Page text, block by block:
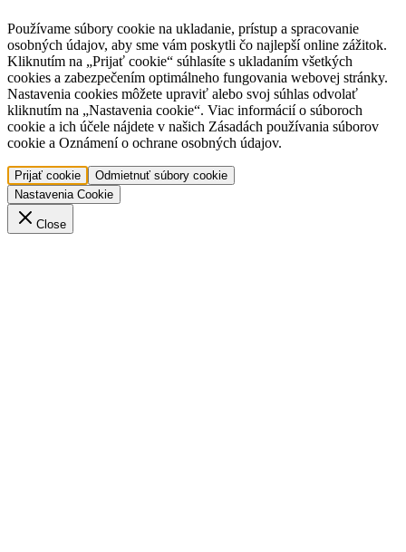
Používame súbory cookie na ukladanie, prístup a spracovanie
osobných údajov, aby sme vám poskytli čo najlepší online zážitok.
Kliknutím na „Prijať cookie“ súhlasíte s ukladaním všetkých
cookies a zabezpečením optimálneho fungovania webovej stránky.
Nastavenia cookies môžete upraviť alebo svoj súhlas odvolať
kliknutím na „Nastavenia cookie“. Viac informácií o súboroch
cookie a ich účele nájdete v našich Zásadách používania súborov
cookie a Oznámení o ochrane osobných údajov.
Prijať cookie
Odmietnuť súbory cookie
Nastavenia Cookie
Close